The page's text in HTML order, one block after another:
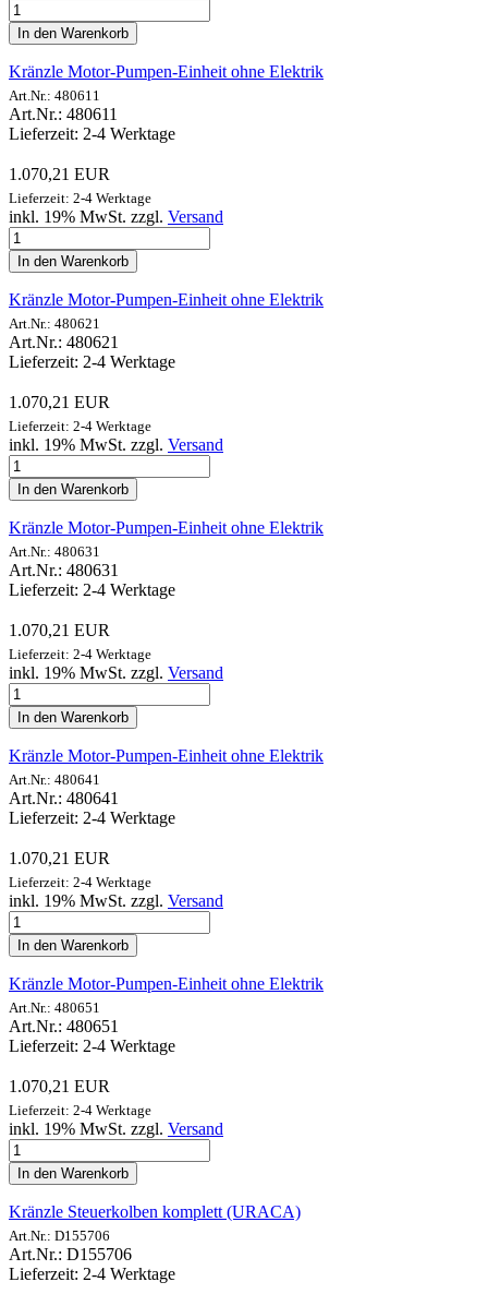
In den Warenkorb
Kränzle Motor-Pumpen-Einheit ohne Elektrik
Art.Nr.: 480611
Art.Nr.: 480611
Lieferzeit: 2-4 Werktage
1.070,21 EUR
Lieferzeit: 2-4 Werktage
inkl. 19% MwSt. zzgl. Versand
In den Warenkorb
Kränzle Motor-Pumpen-Einheit ohne Elektrik
Art.Nr.: 480621
Art.Nr.: 480621
Lieferzeit: 2-4 Werktage
1.070,21 EUR
Lieferzeit: 2-4 Werktage
inkl. 19% MwSt. zzgl. Versand
In den Warenkorb
Kränzle Motor-Pumpen-Einheit ohne Elektrik
Art.Nr.: 480631
Art.Nr.: 480631
Lieferzeit: 2-4 Werktage
1.070,21 EUR
Lieferzeit: 2-4 Werktage
inkl. 19% MwSt. zzgl. Versand
In den Warenkorb
Kränzle Motor-Pumpen-Einheit ohne Elektrik
Art.Nr.: 480641
Art.Nr.: 480641
Lieferzeit: 2-4 Werktage
1.070,21 EUR
Lieferzeit: 2-4 Werktage
inkl. 19% MwSt. zzgl. Versand
In den Warenkorb
Kränzle Motor-Pumpen-Einheit ohne Elektrik
Art.Nr.: 480651
Art.Nr.: 480651
Lieferzeit: 2-4 Werktage
1.070,21 EUR
Lieferzeit: 2-4 Werktage
inkl. 19% MwSt. zzgl. Versand
In den Warenkorb
Kränzle Steuerkolben komplett (URACA)
Art.Nr.: D155706
Art.Nr.: D155706
Lieferzeit: 2-4 Werktage